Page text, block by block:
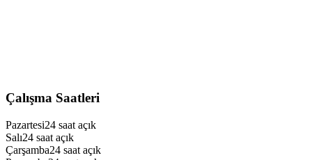
Çalışma Saatleri
Pazartesi24 saat açık
Salı24 saat açık
Çarşamba24 saat açık